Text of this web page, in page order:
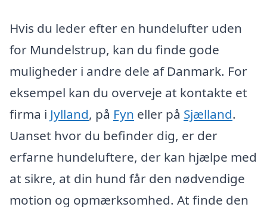
Hvis du leder efter en hundelufter uden
for Mundelstrup, kan du finde gode
muligheder i andre dele af Danmark. For
eksempel kan du overveje at kontakte et
firma i Jylland, på Fyn eller på Sjælland.
Uanset hvor du befinder dig, er der
erfarne hundeluftere, der kan hjælpe med
at sikre, at din hund får den nødvendige
motion og opmærksomhed. At finde den